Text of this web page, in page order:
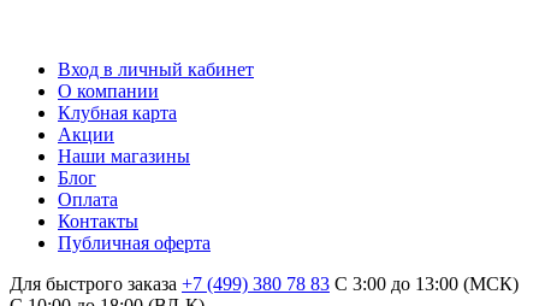
Вход в личный кабинет
О компании
Клубная карта
Акции
Наши магазины
Блог
Оплата
Контакты
Публичная оферта
Для быстрого заказа +7 (499) 380 78 83 С 3:00 до 13:00 (МСК)